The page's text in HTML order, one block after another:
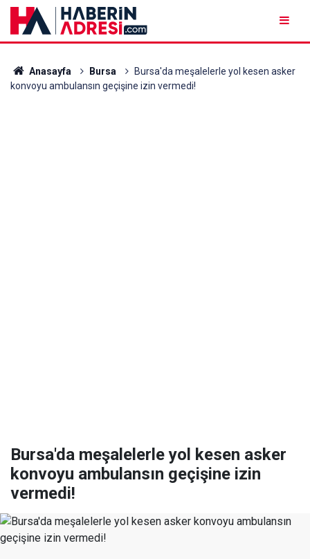
Anasayfa Bursa
Bursa'da meşalelerle yol kesen asker
konvoyu ambulansın geçişine izin vermedi!
Bursa'da meşalelerle yol kesen asker
konvoyu ambulansın geçişine izin
vermedi!